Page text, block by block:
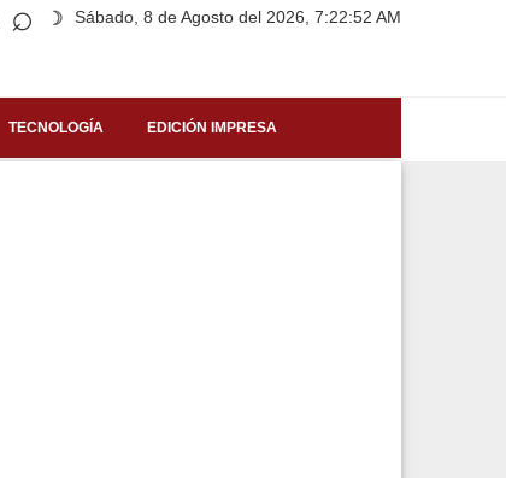
Sábado, 8 de Agosto del 2026, 7:22:52 AM
⌕ ☽
TECNOLOGÍA EDICIÓN IMPRESA